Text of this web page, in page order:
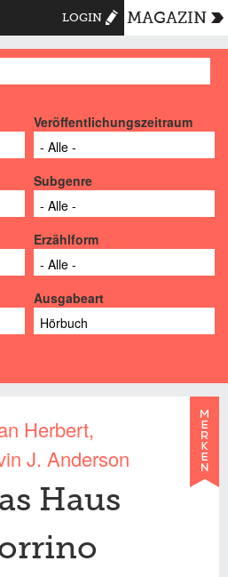
LOGIN MAGAZIN
Veröffentlichungszeitraum
Subgenre
Erzählform
Ausgabeart
Herbert
J. Anderson
Haus